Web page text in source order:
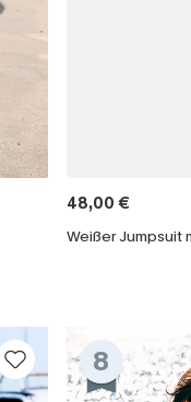
48,00 €
Weißer Jumpsuit
8